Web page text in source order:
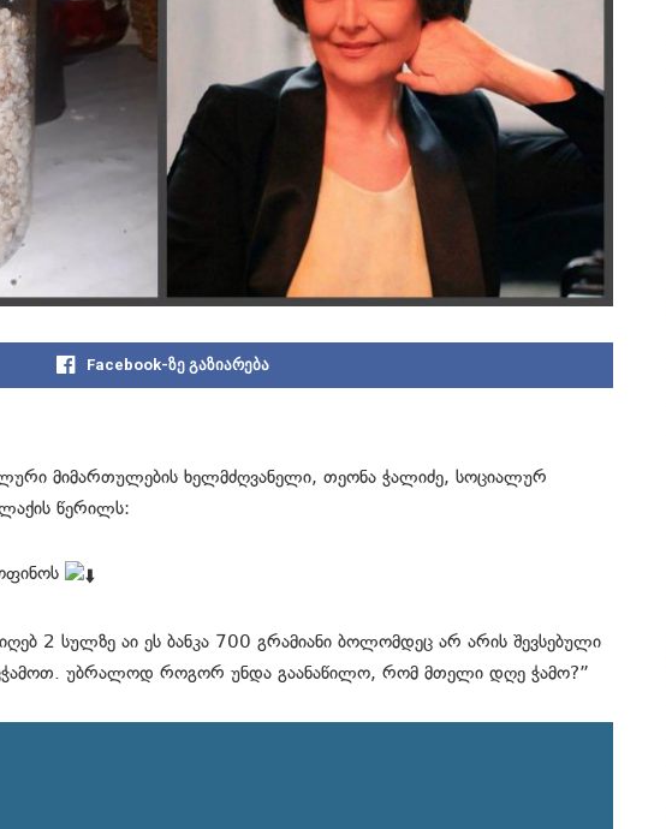
Facebook-ზე გაზიარება
მიმართულების ხელმძღვანელი, თეონა ჭალიძე, სოციალურ
წერილს:
2 სულზე აი ეს ბანკა 700 გრამიანი ბოლომდეც არ არის შევსებული
უბრალოდ როგორ უნდა გაანაწილო, რომ მთელი დღე ჭამო?”